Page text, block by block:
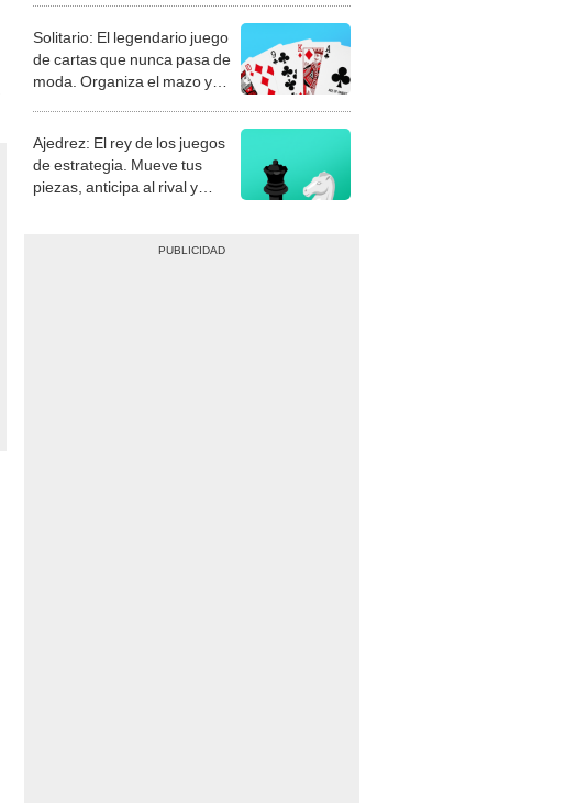
Solitario: El legendario juego
de cartas que nunca pasa de
moda. Organiza el mazo y
Ajedrez: El rey de los juegos
de estrategia. Mueve tus
piezas, anticipa al rival y